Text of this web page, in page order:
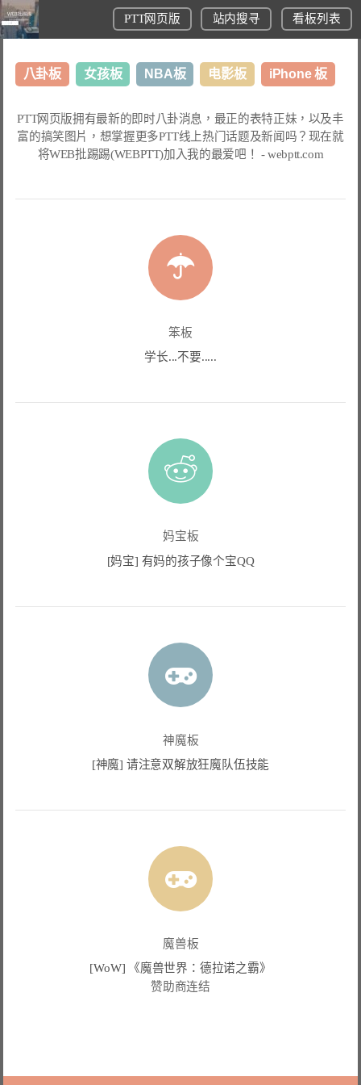
PTT网页版 站内搜寻 看板列表
八卦板 女孩板 NBA板 电影板 iPhone 板
美食板
PTT网页版拥有最新的即时八卦消息，最正的表特正妹，以及丰
富的搞笑图片，想掌握更多PTT线上热门话题及新闻吗？现在就
将WEB批踢踢(WEBPTT)加入我的最爱吧！ -webptt.com
笨板
学长...不要.....
妈宝板
[妈宝] 有妈的孩子像个宝QQ
神魔板
[神魔] 请注意双解放狂魔队伍技能
魔兽板
[WoW] 《魔兽世界：德拉诺之霸》
赞助商连结